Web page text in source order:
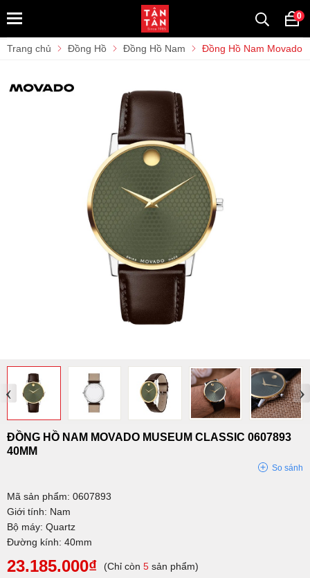
0
Trang chủ Đồng Hồ Đồng Hồ Nam Đồng Hồ Nam Movado
‹ ›
ĐỒNG HỒ NAM MOVADO MUSEUM CLASSIC 0607893
40MM
So sánh
Mã sản phẩm: 0607893
Giới tính: Nam
Bộ máy: Quartz
Đường kính: 40mm
23.185.000₫ (Chỉ còn 5 sản phẩm)